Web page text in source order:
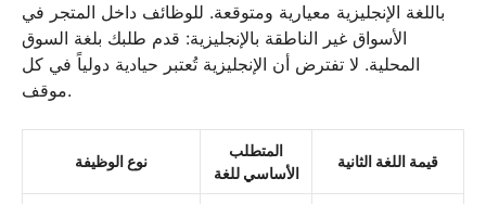
باللغة الإنجليزية معيارية ومتوقعة. للوظائف داخل المتجر في
الأسواق غير الناطقة بالإنجليزية: قدم طلبك بلغة السوق
المحلية. لا تفترض أن الإنجليزية تُعتبر حيادية دولياً في كل
موقف.
نوع الوظيفة
المتطلب
الأساسي للغة
قيمة اللغة الثانية